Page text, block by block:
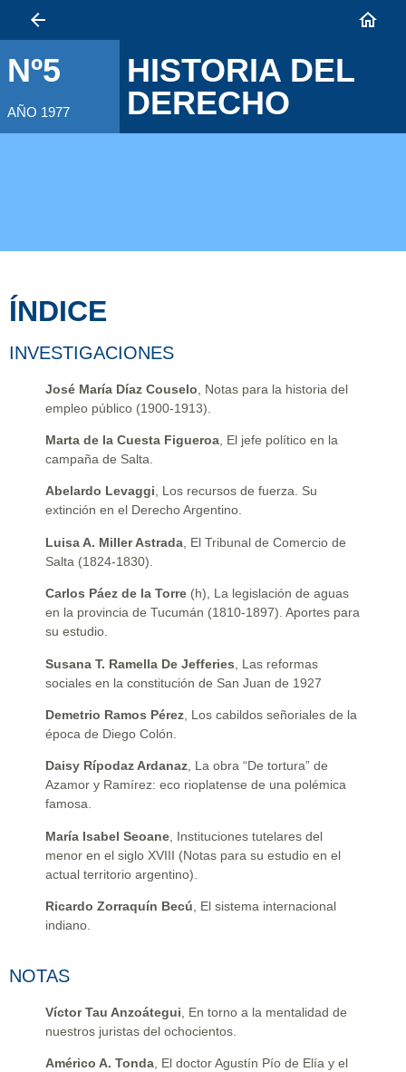
Nº5
AÑO 1977
HISTORIA DEL
DERECHO
ÍNDICE
INVESTIGACIONES
José María Díaz Couselo , Notas para la historia del
empleo público (1900-1913).
Marta de la Cuesta Figueroa , El jefe político en la
campaña de Salta.
Abelardo Levaggi, Los recursos de fuerza. Su
extinción en el Derecho Argentino.
Luisa A. Miller Astrada , El Tribunal de Comercio de
Salta (1824-1830).
Carlos Páez de la Torre (h), La legislación de aguas
en la provincia de Tucumán (1810-1897). Aportes para
su estudio.
Susana T. Ramella De Jefferies , Las reformas
sociales en la constitución de San Juan de 1927
Demetrio Ramos Pérez , Los cabildos señoriales de la
época de Diego Colón.
Daisy Rípodaz Ardanaz, La obra “De tortura” de
Azamor y Ramírez: eco rioplatense de una polémica
famosa.
María Isabel Seoane , Instituciones tutelares del
menor en el siglo XVIII (Notas para su estudio en el
actual territorio argentino).
Ricardo Zorraquín Becú , El sistema internacional
indiano.
NOTAS
Víctor Tau Anzoátegui , En torno a la mentalidad de
nuestros juristas del ochocientos.
Américo A. Tonda , El doctor Agustín Pío de Elía y el